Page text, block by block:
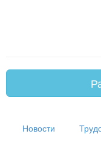
Новости